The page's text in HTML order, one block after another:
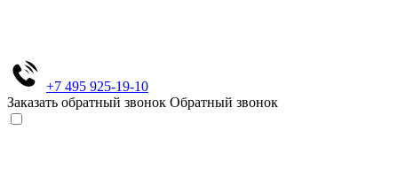
+7 495 925-19-10
Заказать обратный звонок Обратный звонок